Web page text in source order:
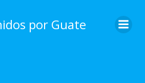
content
por Guate